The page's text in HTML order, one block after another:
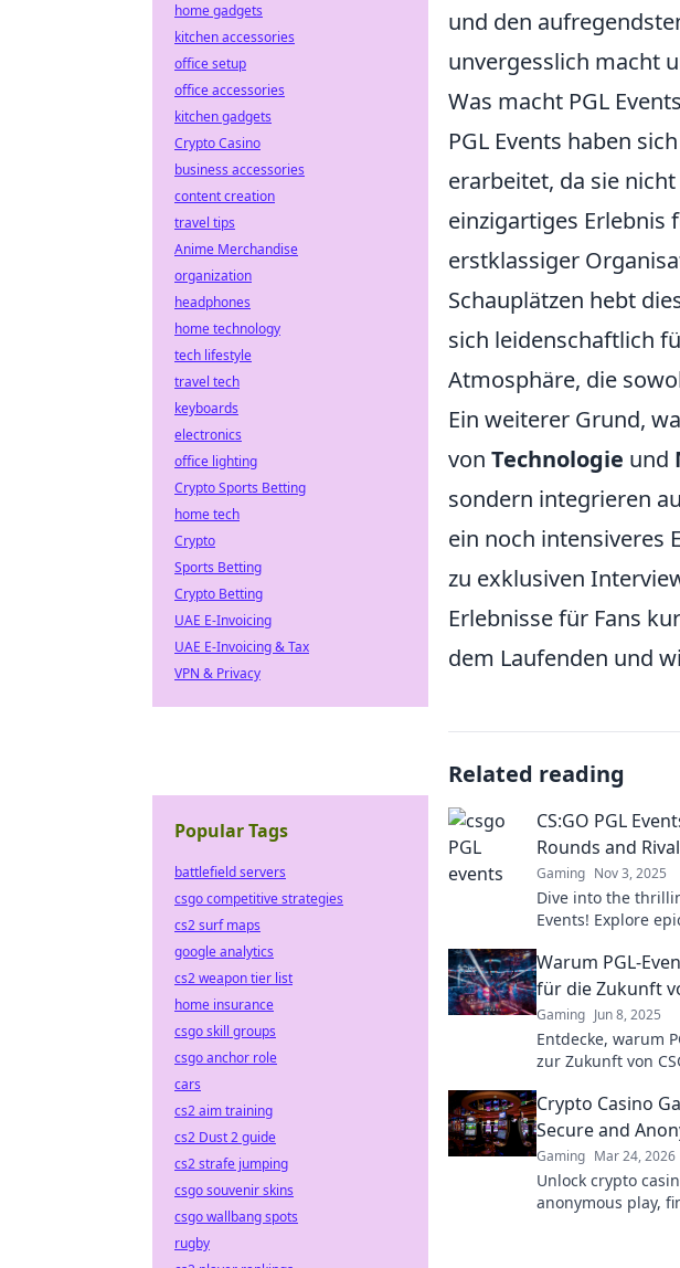
und den
unvergesslich macht
Was macht PGL
PGL Events haben
erarbeitet, da sie
einzigartiges Erlebnis
erstklassiger
Schauplätzen hebt
sich leidenschaftlich
Atmosphäre, die
Ein weiterer Grund,
von Technologie und
sondern integrieren
ein noch intensiveres
zu exklusiven
Erlebnisse für Fans
dem Laufenden und
Related reading
CS:GO PGL
Rounds and
Gaming Nov 3, 2025
Dive into the
Events! Explore
esports scene!
Warum PGL-
für die Zukunft
Gaming Jun 8, 2025
Entdecke, warum
zur Zukunft von
birgt!
Crypto Casino
Secure and
Gaming Mar 24, 2026
Unlock crypto
anonymous play,
home gadgets
kitchen accessories
office setup
office accessories
kitchen gadgets
Crypto Casino
business accessories
content creation
travel tips
Anime Merchandise
organization
headphones
home technology
tech lifestyle
travel tech
keyboards
electronics
office lighting
Crypto Sports Betting
home tech
Crypto
Sports Betting
Crypto Betting
UAE E-Invoicing
UAE E-Invoicing & Tax
VPN & Privacy
Popular Tags
battlefield servers
csgo competitive strategies
cs2 surf maps
google analytics
cs2 weapon tier list
home insurance
csgo skill groups
csgo anchor role
cars
cs2 aim training
cs2 Dust 2 guide
cs2 strafe jumping
csgo souvenir skins
csgo wallbang spots
rugby